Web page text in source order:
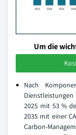
Um die
Nach
2025 mit 53 %
2035 mit einer
Carbon-